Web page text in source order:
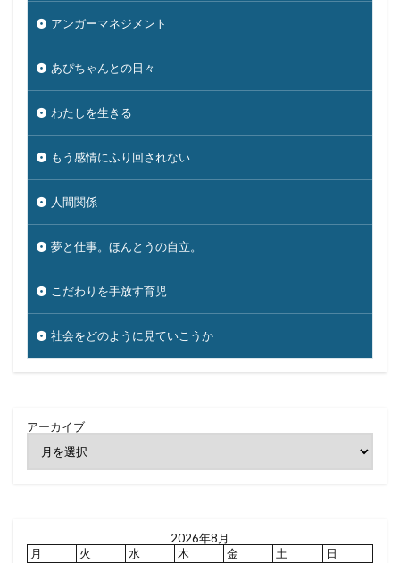
アンガーマネジメント
あぴちゃんとの日々
わたしを生きる
もう感情にふり回されない
人間関係
夢と仕事。ほんとうの自立。
こだわりを手放す育児
社会をどのように見ていこうか
アーカイブ
2026年8月
月
火 水 木 金 土 日